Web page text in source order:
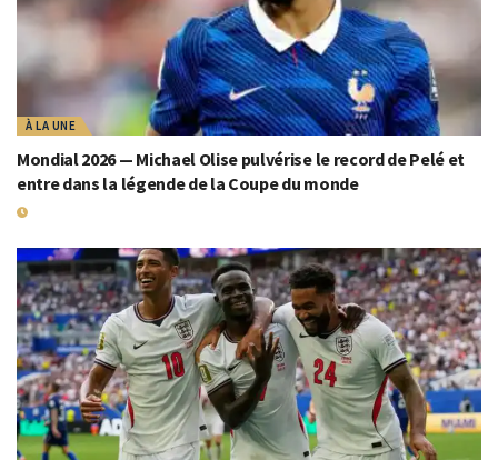
À LA UNE
Mondial 2026 — Michael Olise pulvérise le record de Pelé et
entre dans la légende de la Coupe du monde